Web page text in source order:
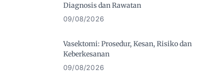
Diagnosis dan Rawatan
09/08/2026
Vasektomi: Prosedur, Kesan, Risiko dan
Keberkesanan
09/08/2026